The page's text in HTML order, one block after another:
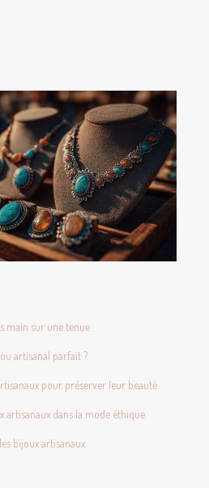
main sur une tenue
artisanal parfait ?
pour préserver leur beauté
artisanaux dans la mode éthique
bijoux artisanaux